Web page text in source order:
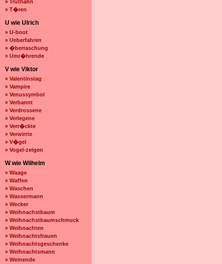
» Truthahn
» T�ren
U wie Ulrich
» U-boot
» Ueberfahren
» �berraschung
» Umr�hrende
V wie Viktor
» Valentinstag
» Vampire
» Venussymbol
» Verbannt
» Verdrossene
» Verlegene
» Verr�ckte
» Verwirrte
» V�gel
» Vogel-zeigen
W wie Wilhelm
» Waage
» Waffen
» Waschen
» Wassermann
» Wecker
» Weihnachstbaum
» Weihnachstbaumschmuck
» Weihnachten
» Weihnachtsfrauen
» Weihnachtsgeschenke
» Weihnachtsmann
» Weinende